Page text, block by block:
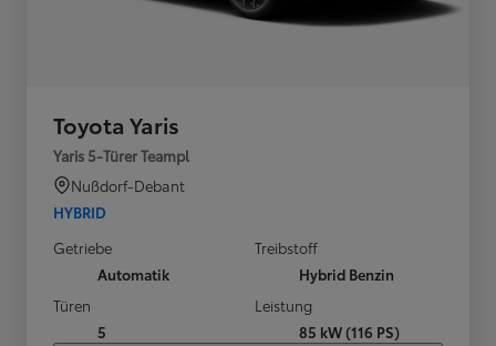
Toyota Yaris
Yaris 5-Türer Teampl
Nußdorf-Debant
HYBRID
Getriebe
Automatik
Treibstoff
Hybrid Benzin
Türen
5
Leistung
85 kW (116 PS)